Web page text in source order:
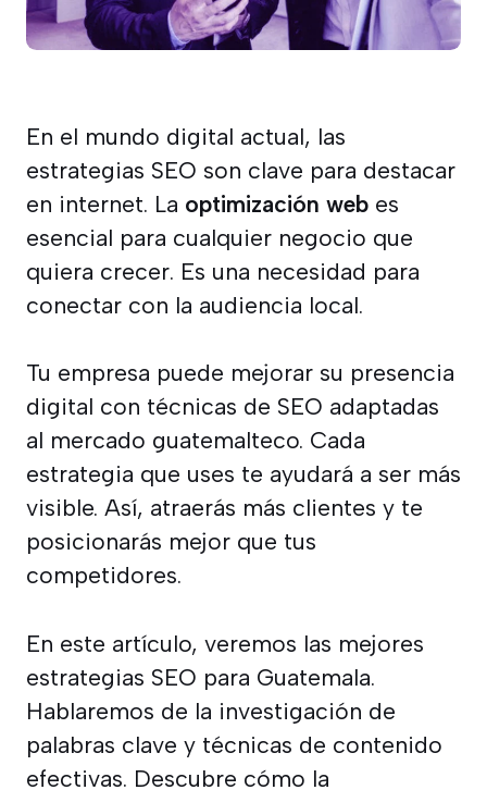
En el mundo digital actual, las
estrategias SEO son clave para destacar
en internet. La optimización web es
esencial para cualquier negocio que
quiera crecer. Es una necesidad para
conectar con la audiencia local.
Tu empresa puede mejorar su presencia
digital con técnicas de SEO adaptadas
al mercado guatemalteco. Cada
estrategia que uses te ayudará a ser más
visible. Así, atraerás más clientes y te
posicionarás mejor que tus
competidores.
En este artículo, veremos las mejores
estrategias SEO para Guatemala.
Hablaremos de la investigación de
palabras clave y técnicas de contenido
efectivas. Descubre cómo la